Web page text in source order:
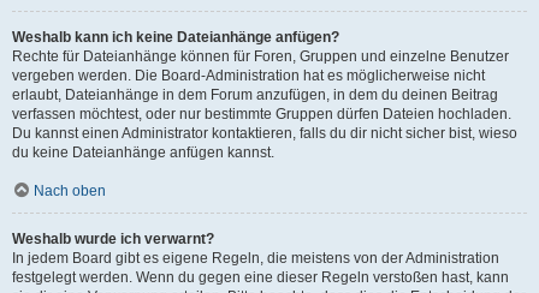
Weshalb kann ich keine Dateianhänge anfügen?
Rechte für Dateianhänge können für Foren, Gruppen und einzelne Benutzer
vergeben werden. Die Board-Administration hat es möglicherweise nicht
erlaubt, Dateianhänge in dem Forum anzufügen, in dem du deinen Beitrag
verfassen möchtest, oder nur bestimmte Gruppen dürfen Dateien hochladen.
Du kannst einen Administrator kontaktieren, falls du dir nicht sicher bist, wieso
du keine Dateianhänge anfügen kannst.
Nach oben
Weshalb wurde ich verwarnt?
In jedem Board gibt es eigene Regeln, die meistens von der Administration
festgelegt werden. Wenn du gegen eine dieser Regeln verstoßen hast, kann